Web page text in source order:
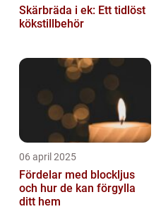
Skärbräda i ek: Ett tidlöst
kökstillbehör
06 april 2025
Fördelar med blockljus
och hur de kan förgylla
ditt hem